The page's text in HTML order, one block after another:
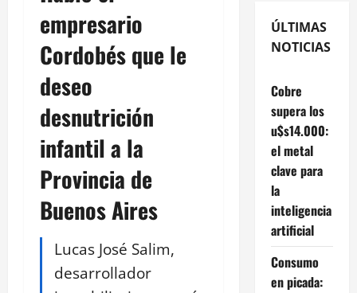
empresario
Cordobés que le
deseo
desnutrición
infantil a la
Provincia de
Buenos Aires
Lucas José Salim,
desarrollador
ÚLTIMAS
NOTICIAS
Cobre
supera los
u$s14.000:
el metal
clave para
la
inteligencia
artificial
Consumo
en picada: